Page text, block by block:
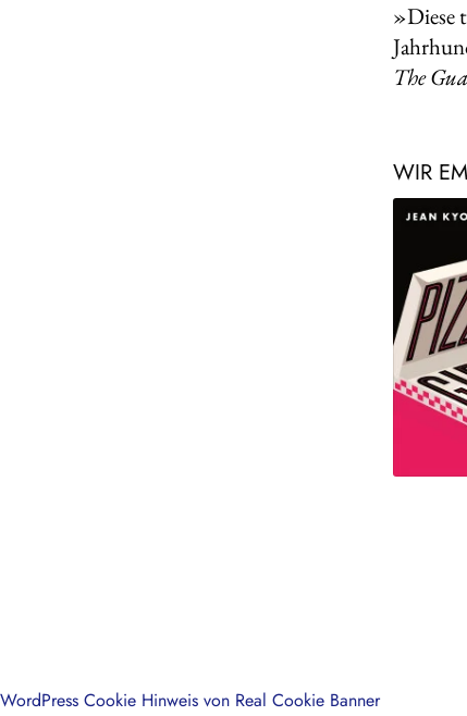
»Diese
The
WIR
WordPress Cookie Hinweis von Real Cookie Banner